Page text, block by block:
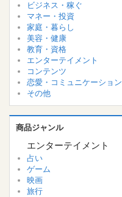
ビジネス・稼ぐ
マネー・投資
家庭・暮らし
美容・健康
教育・資格
エンターテイメント
コンテンツ
恋愛・コミュニケーション
その他
商品ジャンル
エンターテイメント
占い
ゲーム
映画
旅行